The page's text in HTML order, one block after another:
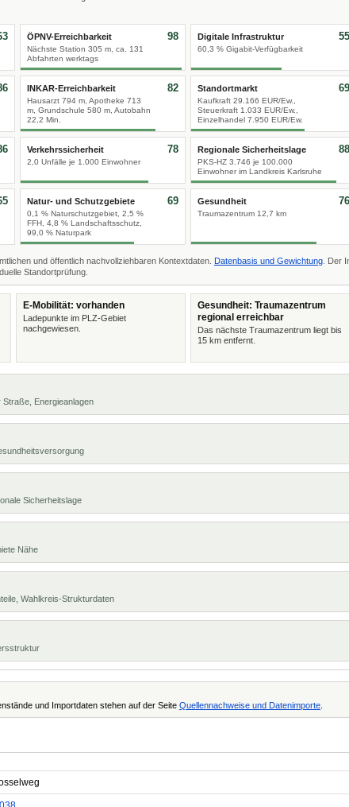
ÖPNV-Erreichbarkeit
Nächste Station 305 m, ca. 131
Abfahrten werktags
98 Digitale Infrastruktur
60,3 % Gigabit-Verfügbarkeit
55
INKAR-Erreichbarkeit
Hausarzt 794 m, Apotheke 713
m, Grundschule 580 m, Autobahn
22,2 Min.
82 Standortmarkt
Kaufkraft 29.166 EUR/Ew.,
Steuerkraft 1.033 EUR/Ew.,
Einzelhandel 7.950 EUR/Ew.
69
Verkehrssicherheit
2,0 Unfälle je 1.000 Einwohner
78 Regionale Sicherheitslage
PKS-HZ 3.746 je 100.000
Einwohner im Landkreis Karlsruhe
88
Natur- und Schutzgebiete
0,1 % Naturschutzgebiet, 2,5 %
FFH, 4,8 % Landschaftsschutz,
99,0 % Naturpark
69 Gesundheit
Traumazentrum 12,7 km
76
und öffentlich nachvollziehbaren Kontextdaten. Datenbasis und Gewichtung . Der
Standortprüfung.
E-Mobilität: vorhanden
Ladepunkte im PLZ-Gebiet
nachgewiesen.
Gesundheit: Traumazentrum
regional erreichbar
Das nächste Traumazentrum liegt bis
15 km entfernt.
Straße, Energieanlagen
Sicherheitslage
Nähe
Wahlkreis-Strukturdaten
und Importdaten stehen auf der Seite Quellennachweise und Datenimporte